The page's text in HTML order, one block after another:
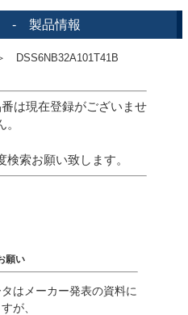
- 製品情報
DSS6NB32A101T41B
は現在登録がございませ
。
検索お願い致します。
願い
はメーカー発表の資料に
が、